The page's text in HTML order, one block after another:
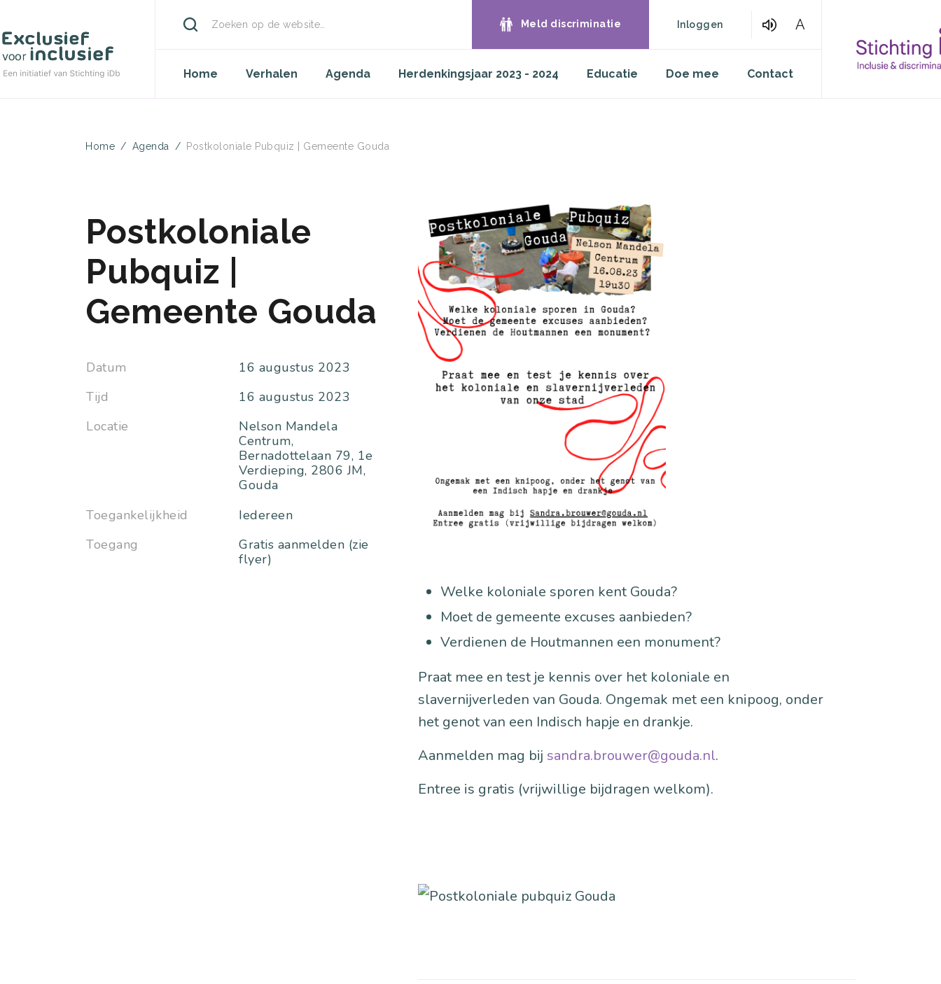
en
naar
Meld discriminatie Inloggen A
Hoofdnavigatie
Home Verhalen Agenda Herdenkingsjaar 2023 - 2024 Educatie Doe mee Contact
Kruimelpad
Home Agenda Postkoloniale Pubquiz | Gemeente Gouda
Postkoloniale
Pubquiz |
Gemeente Gouda
Datum
16 augustus 2023
Tijd
16 augustus 2023
Locatie
Nelson Mandela
Centrum,
Bernadottelaan 79, 1e
Verdieping, 2806 JM,
Gouda
Toegankelijkheid
Iedereen
Toegang
Gratis aanmelden (zie
flyer)
Welke koloniale sporen kent Gouda?
Moet de gemeente excuses aanbieden?
Verdienen de Houtmannen een monument?
Praat mee en test je kennis over het koloniale en
slavernijverleden van Gouda. Ongemak met een knipoog, onder
het genot van een Indisch hapje en drankje.
Aanmelden mag bij sandra.brouwer@gouda.nl.
Entree is gratis (vrijwillige bijdragen welkom).